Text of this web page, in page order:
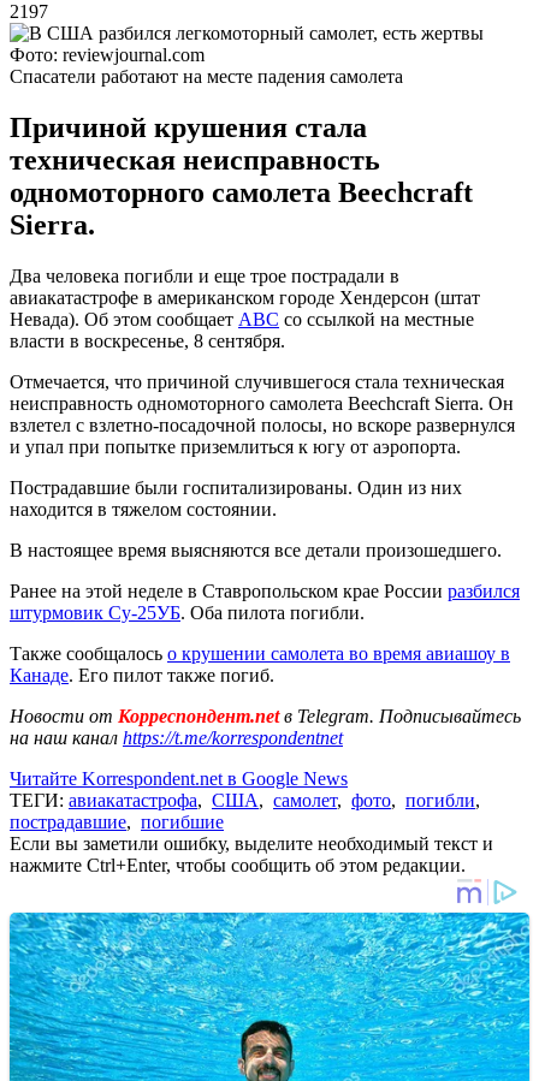
2197
Фото: reviewjournal.com
Спасатели работают на месте падения самолета
Причиной крушения стала
техническая неисправность
одномоторного самолета Beechcraft
Sierra.
Два человека погибли и еще трое пострадали в
авиакатастрофе в американском городе Хендерсон (штат
Невада). Об этом сообщает ABC со ссылкой на местные
власти в воскресенье, 8 сентября.
Отмечается, что причиной случившегося стала техническая
неисправность одномоторного самолета Beechcraft Sierra. Он
взлетел с взлетно-посадочной полосы, но вскоре развернулся
и упал при попытке приземлиться к югу от аэропорта.
Пострадавшие были госпитализированы. Один из них
находится в тяжелом состоянии.
В настоящее время выясняются все детали произошедшего.
Ранее на этой неделе в Ставропольском крае России разбился
штурмовик Су-25УБ. Оба пилота погибли.
Также сообщалось о крушении самолета во время авиашоу в
Канаде. Его пилот также погиб.
Новости от Корреспондент.netв Telegram. Подписывайтесь
на наш канал https://t.me/korrespondentnet
Читайте Korrespondent.net в Google News
ТЕГИ: авиакатастрофа, США, самолет, фото, погибли,
пострадавшие, погибшие
Если вы заметили ошибку, выделите необходимый текст и
нажмите Ctrl+Enter, чтобы сообщить об этом редакции.